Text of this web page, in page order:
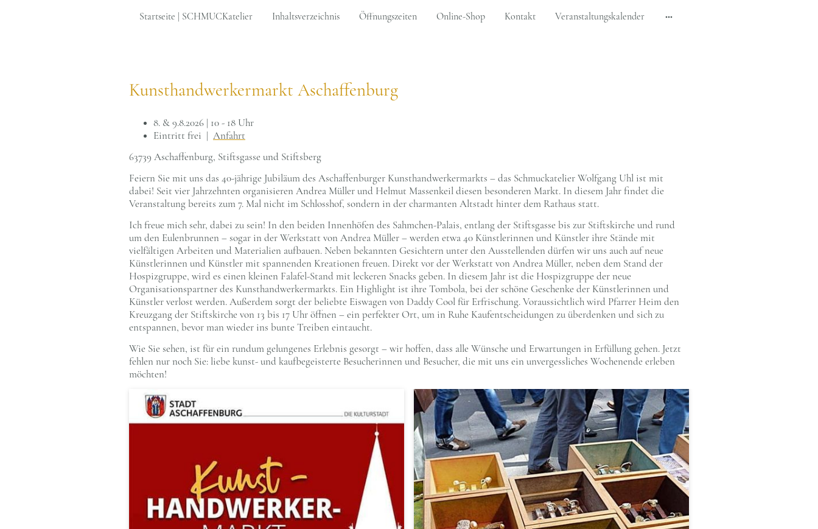
Startseite | SCHMUCKatelier Inhaltsverzeichnis Öffnungszeiten Online-Shop Kontakt Veranstaltungskalender
Kunsthandwerkermarkt Aschaffenburg
8. & 9.8.2026 | 10 - 18 Uhr
Eintritt frei | Anfahrt
63739 Aschaffenburg, Stiftsgasse und Stiftsberg
Feiern Sie mit uns das 40-jährige Jubiläum des Aschaffenburger Kunsthandwerkermarkts – das Schmuckatelier Wolfgang Uhl ist mit
dabei! Seit vier Jahrzehnten organisieren Andrea Müller und Helmut Massenkeil diesen besonderen Markt. In diesem Jahr findet die
Veranstaltung bereits zum 7. Mal nicht im Schlosshof, sondern in der charmanten Altstadt hinter dem Rathaus statt.
Ich freue mich sehr, dabei zu sein! In den beiden Innenhöfen des Sahmchen-Palais, entlang der Stiftsgasse bis zur Stiftskirche und rund
um den Eulenbrunnen – sogar in der Werkstatt von Andrea Müller – werden etwa 40 Künstlerinnen und Künstler ihre Stände mit
vielfältigen Arbeiten und Materialien aufbauen. Neben bekannten Gesichtern unter den Ausstellenden dürfen wir uns auch auf neue
Künstlerinnen und Künstler mit spannenden Kreationen freuen. Direkt vor der Werkstatt von Andrea Müller, neben dem Stand der
Hospizgruppe, wird es einen kleinen Falafel-Stand mit leckeren Snacks geben. In diesem Jahr ist die Hospizgruppe der neue
Organisationspartner des Kunsthandwerkermarkts. Ein Highlight ist ihre Tombola, bei der schöne Geschenke der Künstlerinnen und
Künstler verlost werden. Außerdem sorgt der beliebte Eiswagen von Daddy Cool für Erfrischung. Voraussichtlich wird Pfarrer Heim den
Kreuzgang der Stiftskirche von 13 bis 17 Uhr öffnen – ein perfekter Ort, um in Ruhe Kaufentscheidungen zu überdenken und sich zu
entspannen, bevor man wieder ins bunte Treiben eintaucht.
Wie Sie sehen, ist für ein rundum gelungenes Erlebnis gesorgt – wir hoffen, dass alle Wünsche und Erwartungen in Erfüllung gehen. Jetzt
fehlen nur noch Sie: liebe kunst- und kaufbegeisterte Besucherinnen und Besucher, die mit uns ein unvergessliches Wochenende erleben
möchten!